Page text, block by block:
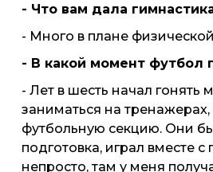
- Что вам дала
- Много в плане
- В какой момент футбол
- Лет в шесть начал гонять
заниматься на
футбольную секцию. Они
подготовка, играл вместе
непросто, там у меня